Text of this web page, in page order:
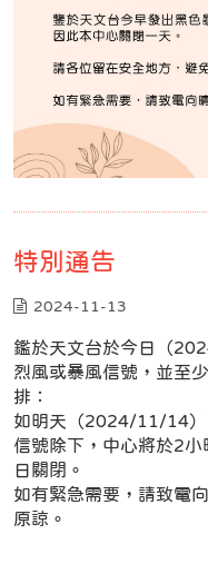
特別通告
2024-11-13
鑑於天文台於今日（
烈風或暴風信號，並至
排：
如明天（2024/11/14）
信號除下，中心將於2
日關閉。
如有緊急需要，請致電
原諒。